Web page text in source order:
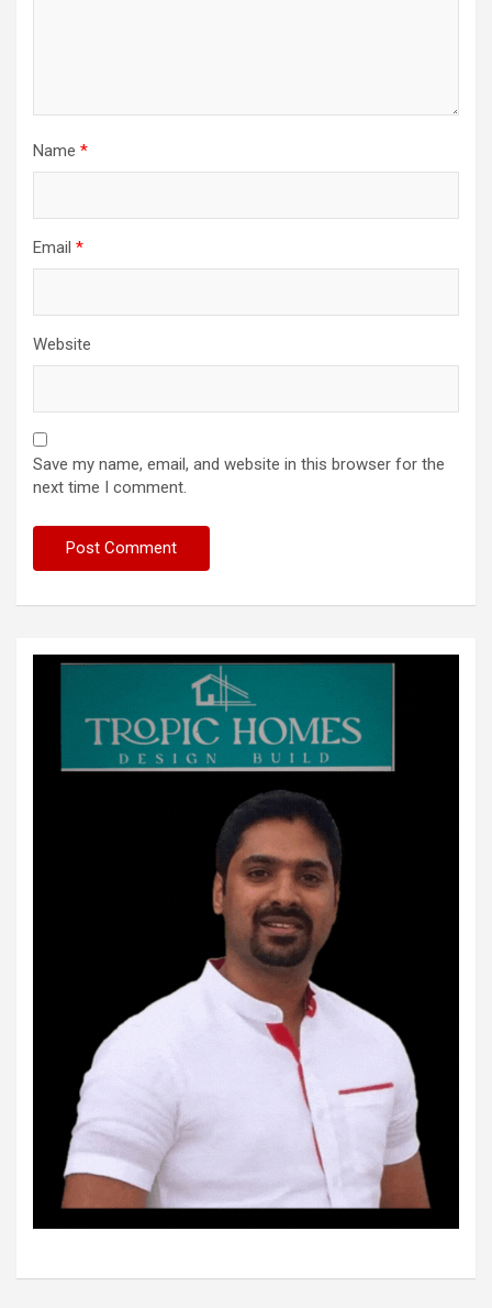
Name *
Email *
Website
Save my name, email, and website in this browser for the
next time I comment.